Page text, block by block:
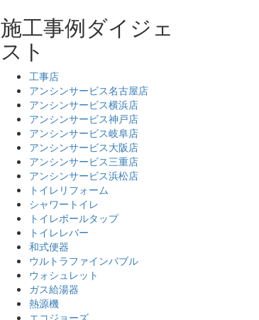
施工事例ダイジェ
スト
工事店
アンシンサービス名古屋店
アンシンサービス横浜店
アンシンサービス神戸店
アンシンサービス岐阜店
アンシンサービス大阪店
アンシンサービス三重店
アンシンサービス浜松店
トイレリフォーム
シャワートイレ
トイレボールタップ
トイレレバー
和式便器
ウルトラファインバブル
ウォシュレット
ガス給湯器
熱源機